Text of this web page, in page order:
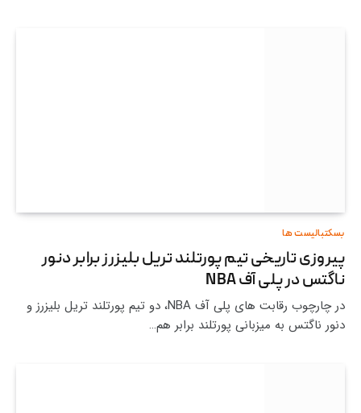
بسکتبالیست ها
پیروزی تاریخی تیم پورتلند تریل بلیزرز برابر دنور
ناگتس در پلی آف NBA
در چارچوب رقابت های پلی آف NBA، دو تیم پورتلند تریل بلیزرز و
دنور ناگتس به میزبانی پورتلند برابر هم…